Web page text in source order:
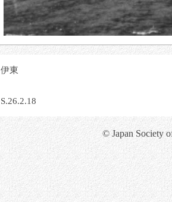
伊東
S.26.2.18
© Japan Society